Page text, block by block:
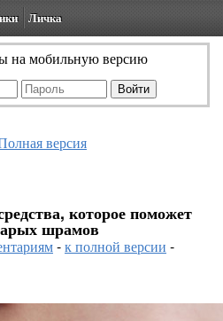
Личка
на мобильную версию
версия
которое поможет
шрамов
-к полной версии -